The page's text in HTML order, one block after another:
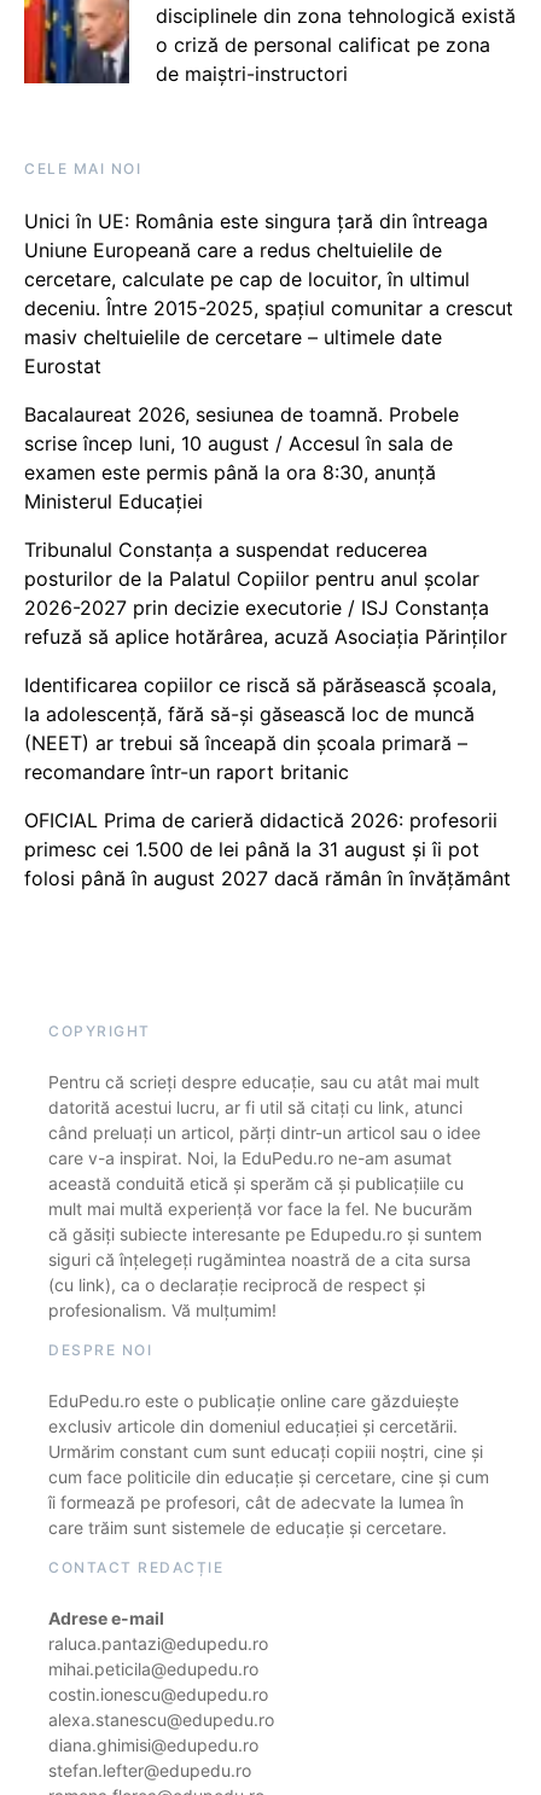
disciplinele din zona tehnologică există
o criză de personal calificat pe zona
de maiștri-instructori
CELE MAI NOI
Unici în UE: România este singura țară din întreaga
Uniune Europeană care a redus cheltuielile de
cercetare, calculate pe cap de locuitor, în ultimul
deceniu. Între 2015-2025, spațiul comunitar a crescut
masiv cheltuielile de cercetare – ultimele date
Eurostat
Bacalaureat 2026, sesiunea de toamnă. Probele
scrise încep luni, 10 august / Accesul în sala de
examen este permis până la ora 8:30, anunță
Ministerul Educației
Tribunalul Constanța a suspendat reducerea
posturilor de la Palatul Copiilor pentru anul școlar
2026-2027 prin decizie executorie / ISJ Constanța
refuză să aplice hotărârea, acuză Asociația Părinților
Identificarea copiilor ce riscă să părăsească școala,
la adolescență, fără să-și găsească loc de muncă
(NEET) ar trebui să înceapă din școala primară –
recomandare într-un raport britanic
OFICIAL Prima de carieră didactică 2026: profesorii
primesc cei 1.500 de lei până la 31 august și îi pot
folosi până în august 2027 dacă rămân în învățământ
COPYRIGHT
Pentru că scrieți despre educație, sau cu atât mai mult
datorită acestui lucru, ar fi util să citați cu link, atunci
când preluați un articol, părți dintr-un articol sau o idee
care v-a inspirat. Noi, la EduPedu.ro ne-am asumat
această conduită etică și sperăm că și publicațiile cu
mult mai multă experiență vor face la fel. Ne bucurăm
că găsiți subiecte interesante pe Edupedu.ro și suntem
siguri că înțelegeți rugămintea noastră de a cita sursa
(cu link), ca o declarație reciprocă de respect și
profesionalism. Vă mulțumim!
DESPRE NOI
EduPedu.ro este o publicație online care găzduiește
exclusiv articole din domeniul educației și cercetării.
Urmărim constant cum sunt educați copiii noștri, cine și
cum face politicile din educație și cercetare, cine și cum
îi formează pe profesori, cât de adecvate la lumea în
care trăim sunt sistemele de educație și cercetare.
CONTACT REDACȚIE
Adrese e-mail
raluca.pantazi@edupedu.ro
mihai.peticila@edupedu.ro
costin.ionescu@edupedu.ro
alexa.stanescu@edupedu.ro
diana.ghimisi@edupedu.ro
stefan.lefter@edupedu.ro